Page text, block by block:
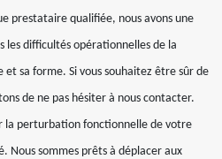
prestataire qualifiée, nous avons une
les difficultés opérationnelles de la
sa forme. Si vous souhaitez être sûr de
de ne pas hésiter à nous contacter.
la perturbation fonctionnelle de votre
Nous sommes prêts à déplacer aux